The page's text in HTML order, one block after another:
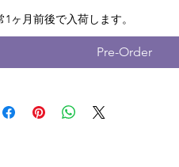
1ヶ月前後で入荷します。
Pre-Order